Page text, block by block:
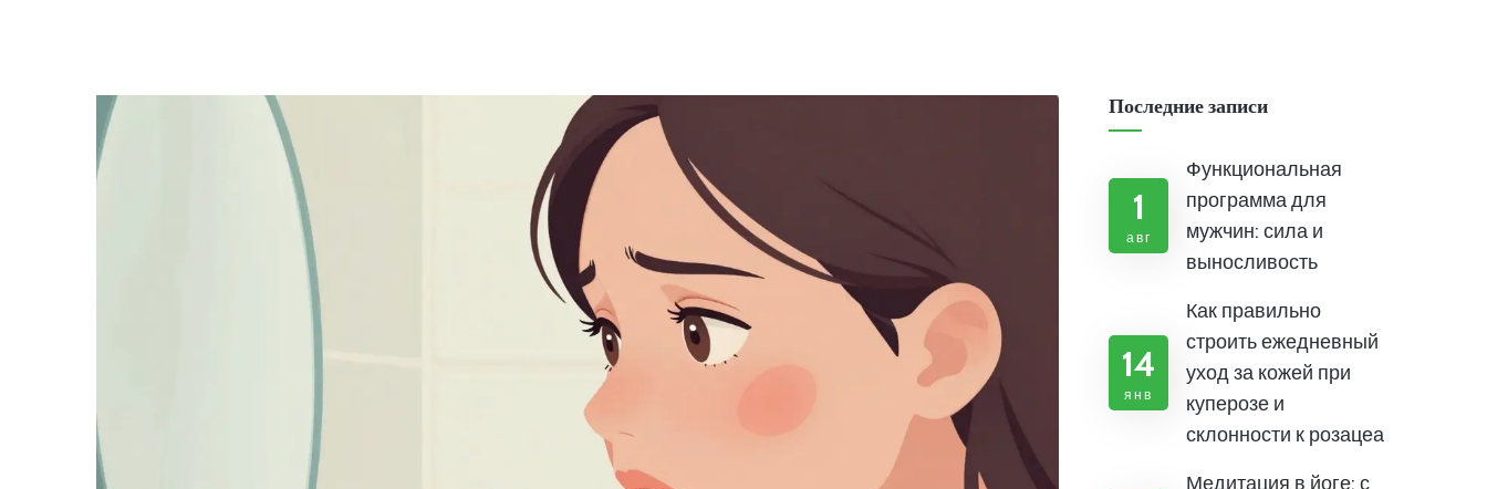
Последние записи
1
авг
Функциональная
программа для
мужчин: сила и
выносливость
14
янв
Как правильно
строить ежедневный
уход за кожей при
куперозе и
склонности к розацеа
Медитация в йоге: с